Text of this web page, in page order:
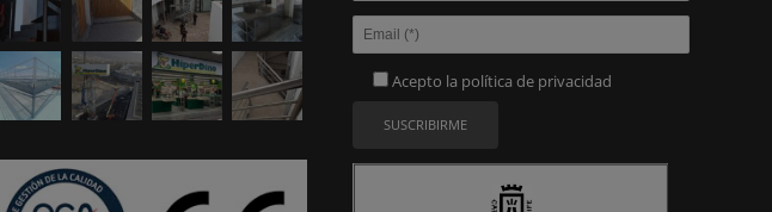
Acepto la política de privacidad